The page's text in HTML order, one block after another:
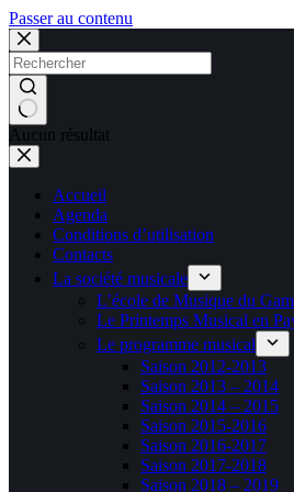
Passer au contenu
Aucun résultat
Accueil
Agenda
Conditions d’utilisation
Contacts
La société musicale
L’école de Musique du
Le Printemps Musical en
Le programme musical
Saison 2012-2013
Saison 2013 – 2014
Saison 2014 – 2015
Saison 2015-2016
Saison 2016-2017
Saison 2017-2018
Saison 2018 – 2019